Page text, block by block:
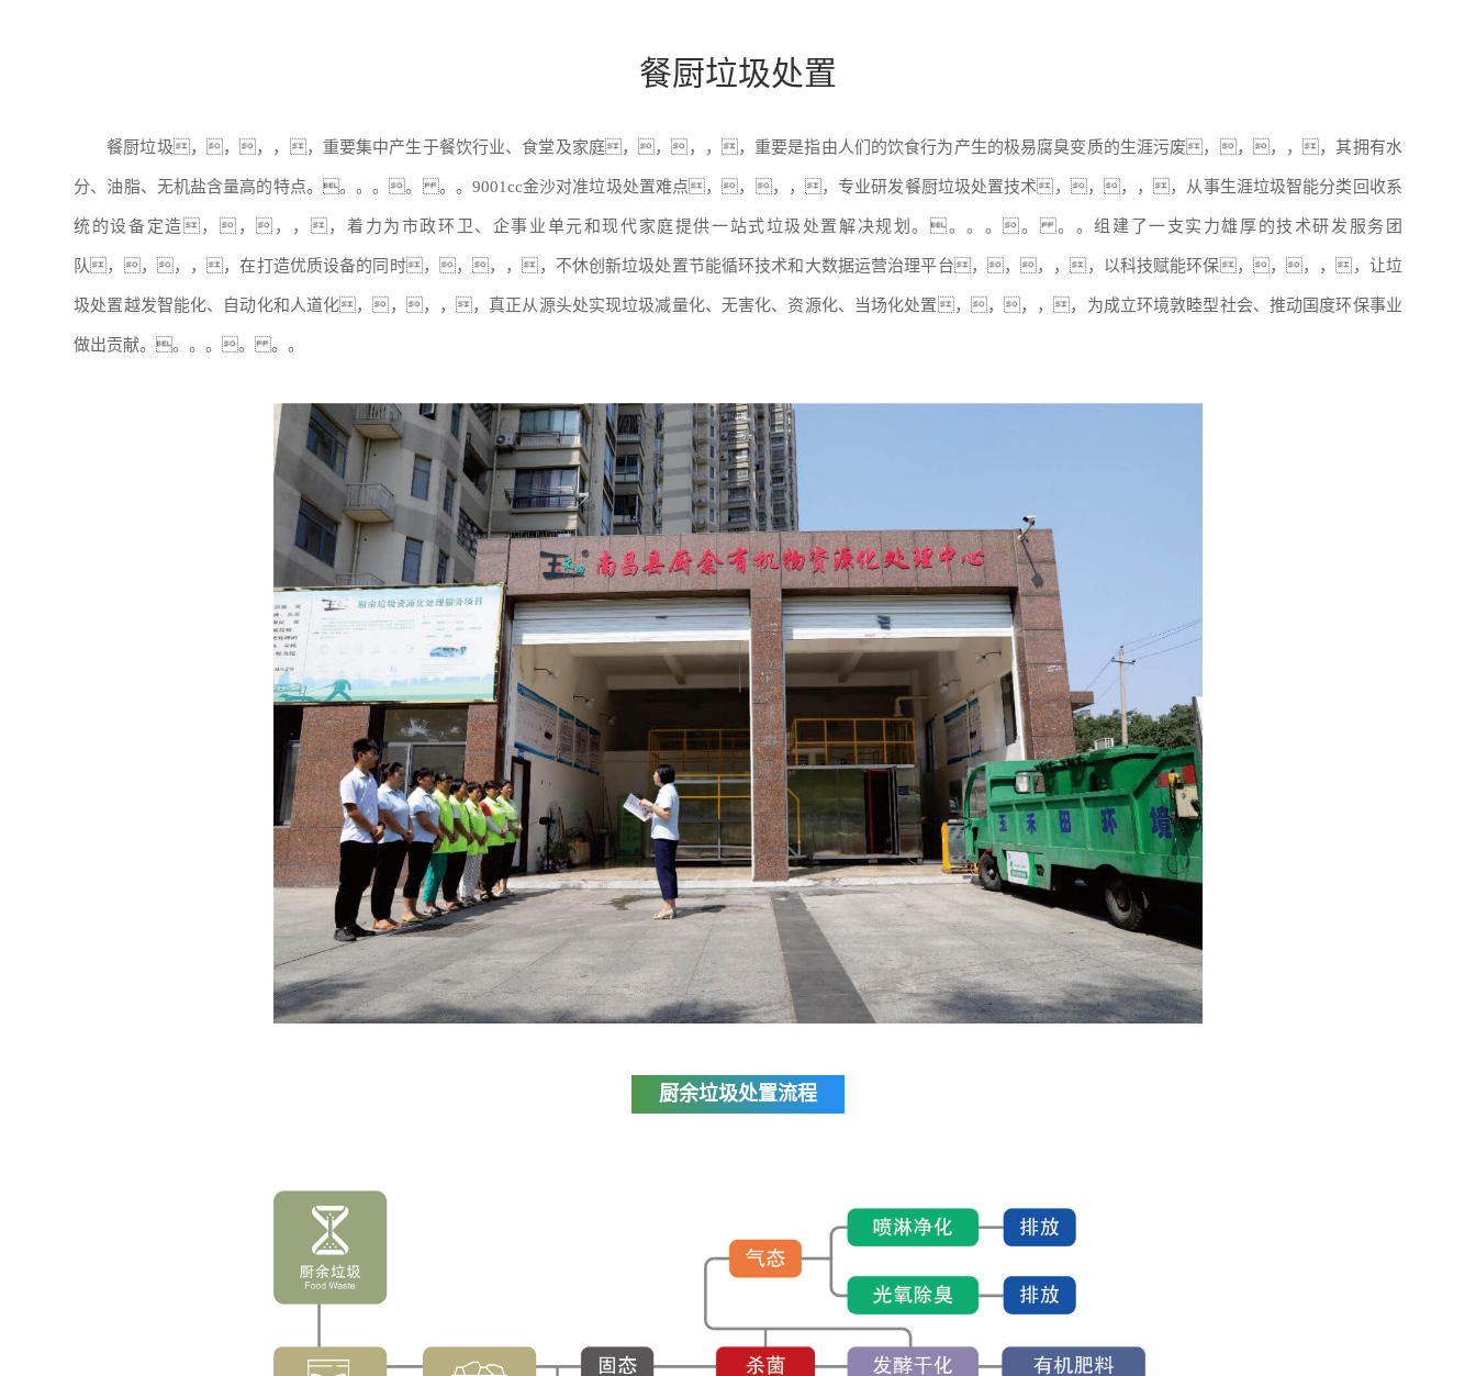
餐厨垃圾处置
餐厨垃圾，，，，，重要集中产生于餐饮行业、食堂及家庭，，，，，重要是指由人们的饮食行为产生的极易腐臭变质的生涯污废，，，，，其拥有水
分、油脂、无机盐含量高的特点。。。。。 。。 9001cc金沙对准垃圾处置难点，，，，，专业研发餐厨垃圾处置技术，，，，，从事生涯垃圾智能分类回收系
统的设备定造，，，，，着力为市政环卫、企事业单元和现代家庭提供一站式垃圾处置解决规划。。。。。 。。组建了一支实力雄厚的技术研发服务团
队，，，，，在打造优质设备的同时，，，，，不休创新垃圾处置节能循环技术和大数据运营治理平台，，，，，以科技赋能环保，，，，，让垃
圾处置越发智能化、自动化和人道化，，，，，真正从源头处实现垃圾减量化、无害化、资源化、当场化处置，，，，，为成立环境敦睦型社会、推动国度环保事业
做出贡献。。。。。 。。
厨余垃圾处置流程